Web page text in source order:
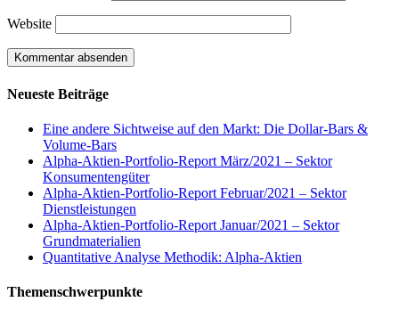
Website
Neueste Beiträge
Eine andere Sichtweise auf den Markt: Die Dollar-Bars &
Volume-Bars
Alpha-Aktien-Portfolio-Report März/2021 – Sektor
Konsumentengüter
Alpha-Aktien-Portfolio-Report Februar/2021 – Sektor
Dienstleistungen
Alpha-Aktien-Portfolio-Report Januar/2021 – Sektor
Grundmaterialien
Quantitative Analyse Methodik: Alpha-Aktien
Themenschwerpunkte